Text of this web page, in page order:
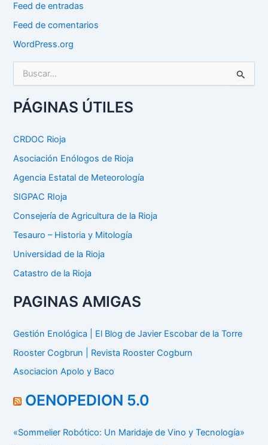
Feed de entradas
Feed de comentarios
WordPress.org
c
a
p
r
:
PÁGINAS ÚTILES
CRDOC Rioja
Asociación Enólogos de Rioja
Agencia Estatal de Meteorología
SIGPAC RIoja
Consejería de Agricultura de la Rioja
Tesauro – Historia y Mitología
Universidad de la Rioja
Catastro de la Rioja
PAGINAS AMIGAS
Gestión Enológica | El Blog de Javier Escobar de la Torre
Rooster Cogbrun | Revista Rooster Cogburn
Asociacion Apolo y Baco
OENOPEDION 5.0
«Sommelier Robótico: Un Maridaje de Vino y Tecnología»